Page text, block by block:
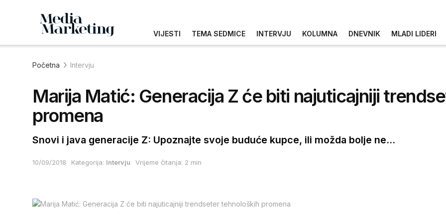
VIJESTI TEMA SEDMICE INTERVJU KOLUMNA DNEVNIK MLADI LIDERI
Početna Intervju
Marija Matić: Generacija Z će biti najuticajniji
promena
Snovi i java generacije Z: Upoznajte svoje buduće kupce, ili možda bolje ne...
10/09/2018 Kategorija: Intervju Vrijeme čitanja: 2 min